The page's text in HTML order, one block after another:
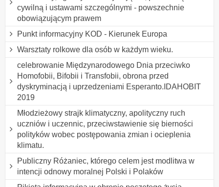
cywilną i ustawami szczególnymi - powszechnie
obowiązującym prawem
Punkt informacyjny KOD - Kierunek Europa
Warsztaty rolkowe dla osób w każdym wieku.
celebrowanie Międzynarodowego Dnia przeciwko
Homofobii, Bifobii i Transfobii, obrona przed
dyskryminacją i uprzedzeniami Esperanto.IDAHOBIT
2019
Młodzieżowy strajk klimatyczny, apolityczny ruch
uczniów i uczennic, przeciwstawienie się bierności
polityków wobec postępowania zmian i ocieplenia
klimatu.
Publiczny Różaniec, którego celem jest modlitwa w
intencji odnowy moralnej Polski i Polaków